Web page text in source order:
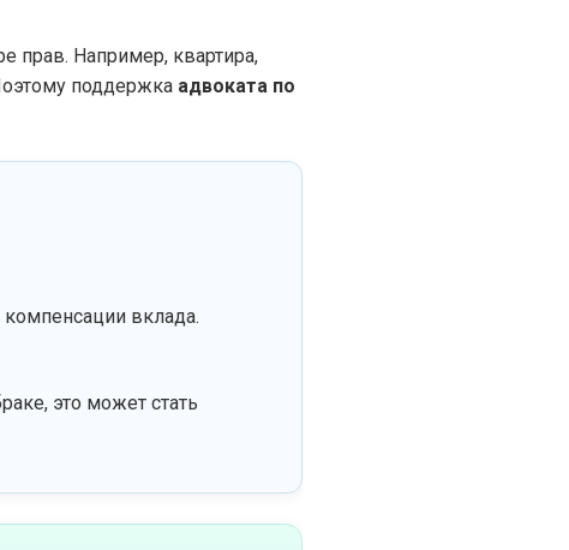
прав. Например, квартира,
поддержка адвоката по
вклада.
это может стать